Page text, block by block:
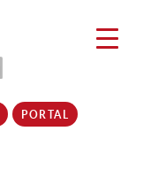
PORTAL